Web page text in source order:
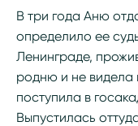
В три года Аню
определило ее
Ленинграде,
родню и не видела
поступила в
Выпустилась